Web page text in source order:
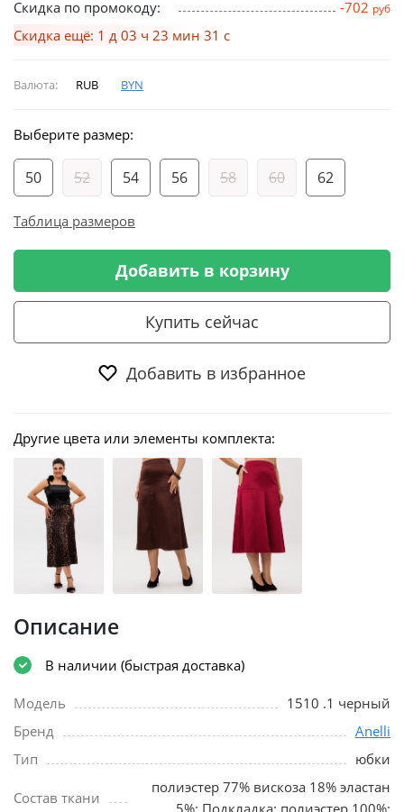
Скидка по промокоду: -702 руб
Скидка ещё: 1 д 03 ч 23 мин 30 с
Валюта: RUB BYN
Выберите размер:
50 52 54 56 58 60 62
Таблица размеров
Добавить в корзину
Купить сейчас
Добавить в избранное
Другие цвета или элементы комплекта:
Описание
В наличии (быстрая доставка)
Модель
1510 .1 черный
Бренд
Anelli
Тип
юбки
Состав ткани
полиэстер 77% вискоза 18% эластан